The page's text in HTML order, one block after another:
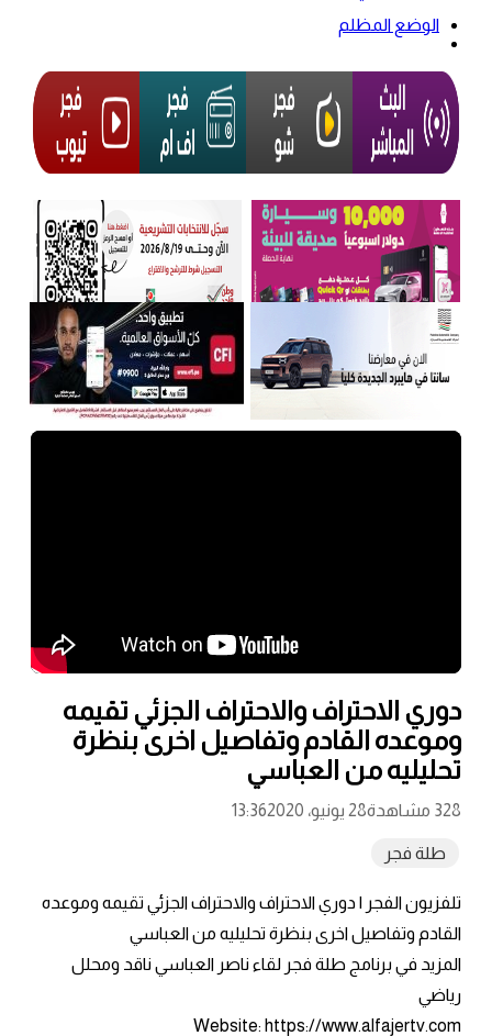
الوضع المظلم
دوري الاحتراف والاحتراف الجزئي تقيمه
وموعده القادم وتفاصيل اخرى بنظرة
تحليليه من العباسي
328 مشاهدة 28 يونيو، 2020 13:36
طلة فجر
تلفزيون الفجر | دوري الاحتراف والاحتراف الجزئي تقيمه وموعده
القادم وتفاصيل اخرى بنظرة تحليليه من العباسي
المزيد في برنامج طلة فجر لقاء ناصر العباسي ناقد ومحلل
رياضي
Website: https://www.alfajertv.com